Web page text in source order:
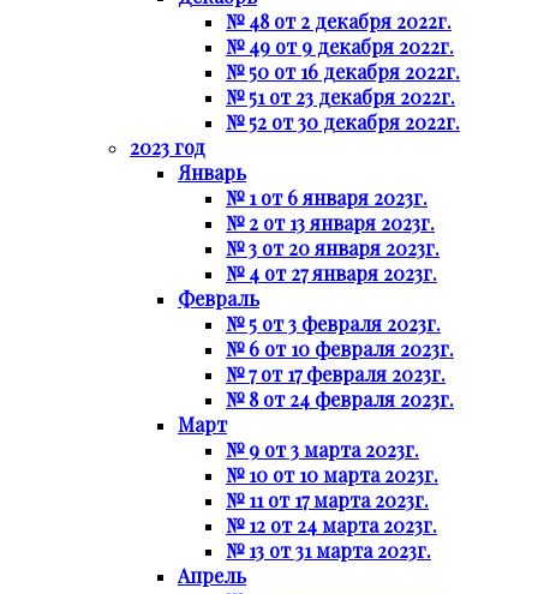
№ 48 от 2 декабря 2022г.
№ 49 от 9 декабря 2022г.
№ 50 от 16 декабря 2022г.
№ 51 от 23 декабря 2022г.
№ 52 от 30 декабря 2022г.
2023 год
Январь
№ 1 от 6 января 2023г.
№ 2 от 13 января 2023г.
№ 3 от 20 января 2023г.
№ 4 от 27 января 2023г.
Февраль
№ 5 от 3 февраля 2023г.
№ 6 от 10 февраля 2023г.
№ 7 от 17 февраля 2023г.
№ 8 от 24 февраля 2023г.
Март
№ 9 от 3 марта 2023г.
№ 10 от 10 марта 2023г.
№ 11 от 17 марта 2023г.
№ 12 от 24 марта 2023г.
№ 13 от 31 марта 2023г.
Апрель